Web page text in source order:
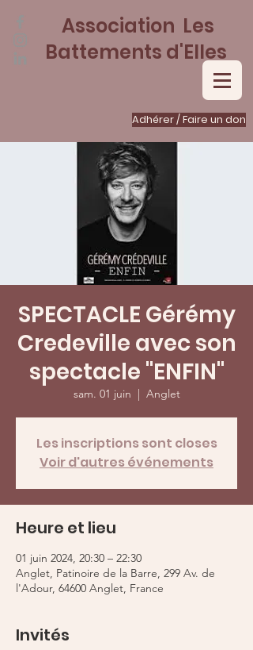
Adhérer / Faire un don
Association Les
Battements d'Elles
SPECTACLE Gérémy
Credeville avec son
spectacle "ENFIN"
sam. 01 juin
  |
Anglet
Les inscriptions sont closes
Voir d'autres événements
Heure et lieu
01 juin 2024, 20:30 – 22:30
Anglet, Patinoire de la Barre, 299 Av. de
l'Adour, 64600 Anglet, France
Invités